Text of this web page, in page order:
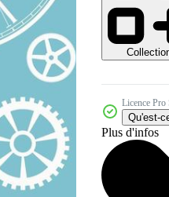
Licence Pro
Qu'est-
Plus d'infos